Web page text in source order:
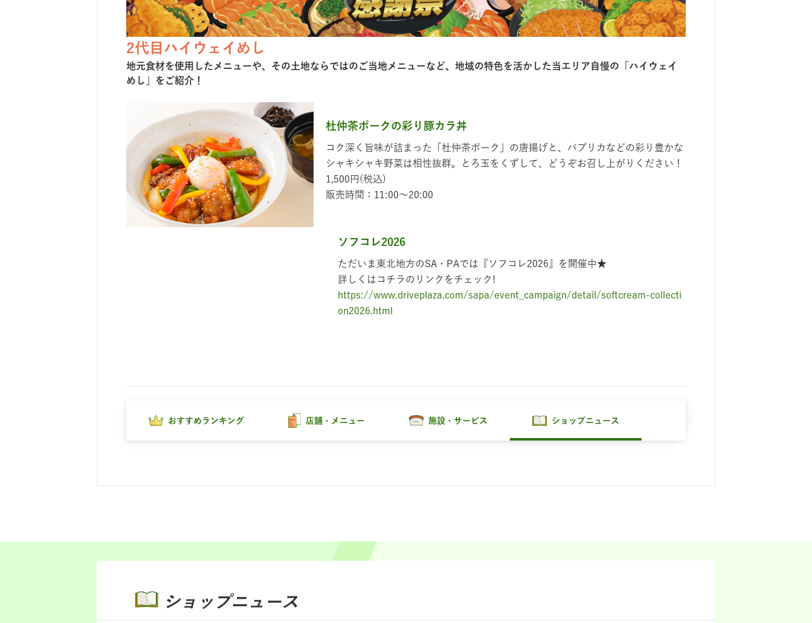
2代目ハイウェイめし
地元⾷材を使⽤したメニューや、その⼟地ならではのご当地メニューなど、地域の特⾊を活かした当エリア⾃慢の「ハイウェイ
めし」をご紹介！
杜仲茶ポークの彩り豚カラ丼
コク深く旨味が詰まった「杜仲茶ポーク」の唐揚げと、パプリカなどの彩り豊かな
シャキシャキ野菜は相性抜群。とろ玉をくずして、どうぞお召し上がりください！
1,500円(税込)
販売時間：11:00～20:00
ソフコレ2026
ただいま東北地方のSA・PAでは『ソフコレ2026』を開催中★
詳しくはコチラのリンクをチェック!
https://www.driveplaza.com/sapa/event_campaign/detail/softcream-collecti
on2026.html
施設マップ・サービスメニュー
おすすめランキング 店舗・メニュー 施設・サービス ショップニュース
ショップニュース